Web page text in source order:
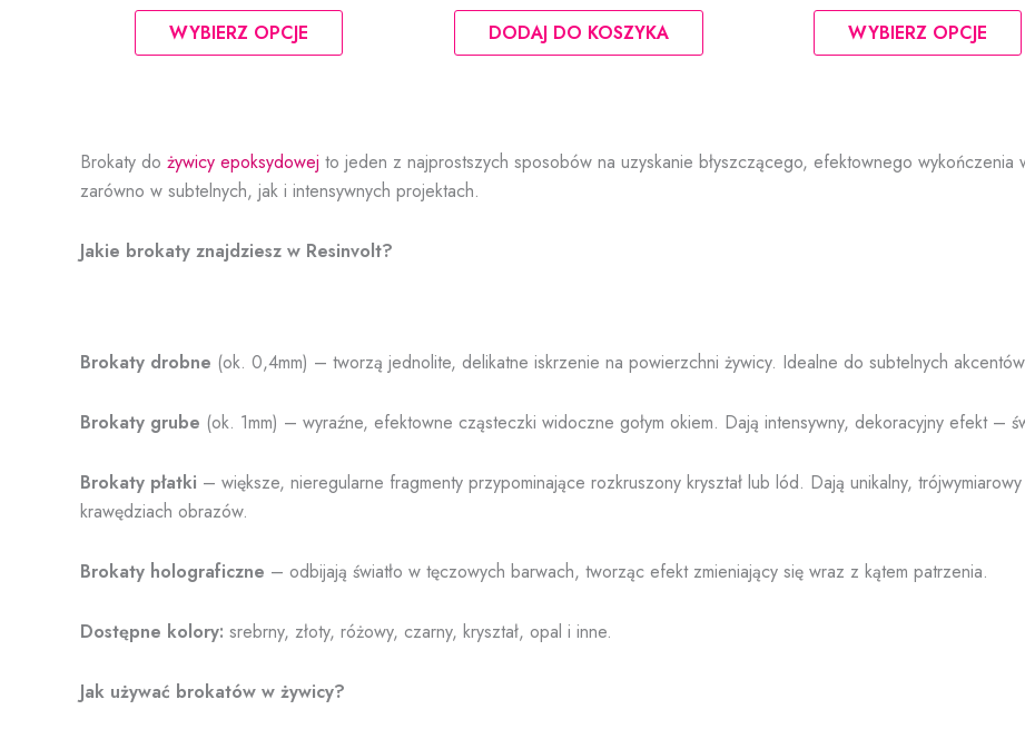
od
11,90 zł
do
WYBIERZ OPCJE
Ten
Opcje
można
na
DODAJ DO KOSZYKA
od
9,90 zł
do
WYBIERZ OPCJE
Brokaty do żywicy epoksydowej to jeden z najprostszych sposobów na uzyskanie błyszczącego, efektownego wykończenia
zarówno w subtelnych, jak i intensywnych projektach.
Jakie brokaty znajdziesz w Resinvolt?
Brokaty drobne (ok. 0,4mm) – tworzą jednolite, delikatne iskrzenie na powierzchni żywicy. Idealne do subtelnych
Brokaty grube (ok. 1mm) – wyraźne, efektowne cząsteczki widoczne gołym okiem. Dają intensywny, dekoracyjny efekt –
Brokaty płatki – większe, nieregularne fragmenty przypominające rozkruszony kryształ lub lód. Dają unikalny,
krawędziach obrazów.
Brokaty holograficzne – odbijają światło w tęczowych barwach, tworząc efekt zmieniający się wraz z kątem patrzenia.
Dostępne kolory: srebrny, złoty, różowy, czarny, kryształ, opal i inne.
Jak używać brokatów w żywicy?